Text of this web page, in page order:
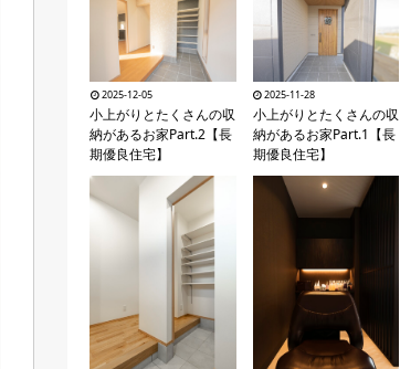
お問い合わせ
2025-12-05
小上がりとたくさんの収
納があるお家Part.2【長
期優良住宅】
2025-11-28
小上がりとたくさんの収
納があるお家Part.1【長
期優良住宅】